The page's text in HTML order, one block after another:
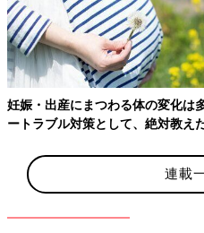
「無職なの
げするから
かった元カレ
口コミサイト
き寄せられる
クス。今回も
恋は盲目って
妊娠・出産にまつわる体の変化は
ートラブル対策として、絶対教え
連載